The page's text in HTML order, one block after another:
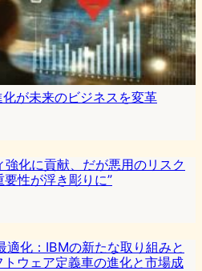
が未来のビジネスを変革
強化に貢献、だが悪用のリスク
性が浮き彫りに”
適化：IBMの新たな取り組みと
トウェア定義車の進化と市場成